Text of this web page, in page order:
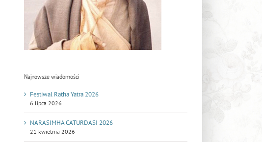
Najnowsze wiadomości
Festiwal Ratha Yatra 2026
6 lipca 2026
NARASIMHA CATURDASI 2026
21 kwietnia 2026